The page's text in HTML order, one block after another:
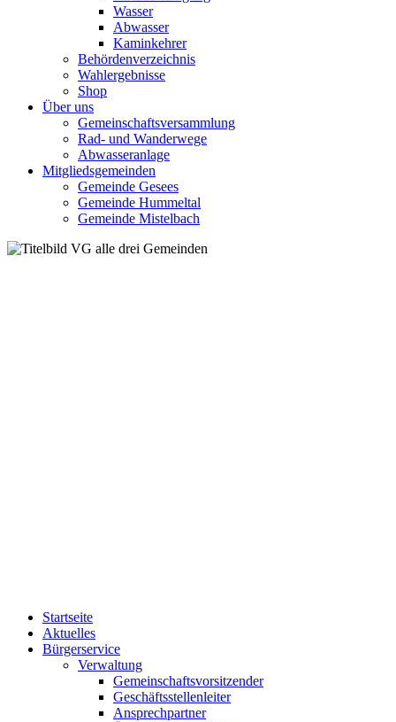
Wasser
Abwasser
Kaminkehrer
Behördenverzeichnis
Wahlergebnisse
Shop
Über uns
Gemeinschaftsversammlung
Rad- und Wanderwege
Abwasseranlage
Mitgliedsgemeinden
Gemeinde Gesees
Gemeinde Hummeltal
Gemeinde Mistelbach
Startseite
Aktuelles
Bürgerservice
Verwaltung
Gemeinschaftsvorsitzender
Geschäftsstellenleiter
Ansprechpartner